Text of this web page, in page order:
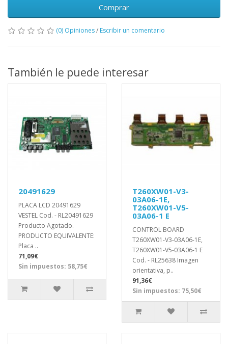
Comprar
(0) Opiniones/ Escribir un comentario
También le puede interesar
20491629
PLACA LCD 20491629
VESTEL Cod. - RL20491629
Producto Agotado.
PRODUCTO EQUIVALENTE:
Placa ..
71,09€
Sin impuestos: 58,75€
T260XW01-V3-
03A06-1E,
T260XW01-V5-
03A06-1 E
CONTROL BOARD
T260XW01-V3-03A06-1E,
T260XW01-V5-03A06-1 E
Cod. - RL25638 Imagen
orientativa, p..
91,36€
Sin impuestos: 75,50€